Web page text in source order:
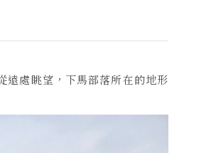
遠處眺望，下馬部落所在的地形